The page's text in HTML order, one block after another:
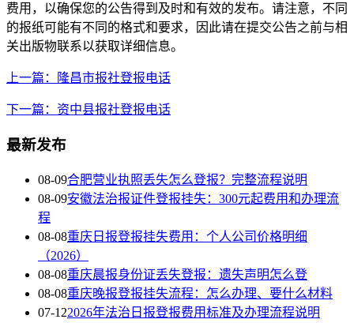
费用，以确保您的公告得到及时和有效的发布。请注意，不同
的报纸可能有不同的格式和要求，因此请在提交公告之前与相
关出版物联系以获取详细信息。
上一篇：隆昌市报社登报电话
下一篇：资中县报社登报电话
最新发布
08-09合肥营业执照丢失怎么登报？完整流程说明
08-09安徽法治报证件登报挂失：300元起费用和办理流
程
08-08重庆日报登报挂失费用：个人公司价格明细
（2026）
08-08重庆晨报身份证丢失登报：遗失声明怎么登
08-08重庆晚报登报挂失流程：怎么办理、要什么材料
07-122026年法治日报登报费用标准及办理流程说明